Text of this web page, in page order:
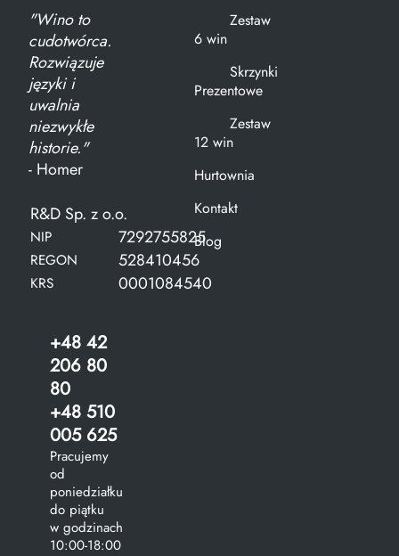
"Wino to
cudotwórca.
Rozwiązuje
języki i
uwalnia
niezwykłe
historie."
- Homer
R&D Sp. z o.o.
NIP 7292755825
REGON 528410456
KRS 0001084540
+48 42
206 80
80
+48 510
005 625
Pracujemy
od
poniedziałku
do piątku
w godzinach
10:00-18:00
Zestaw
6 win
Skrzynki
Prezentowe
Zestaw
12 win
Hurtownia
Kontakt
Blog